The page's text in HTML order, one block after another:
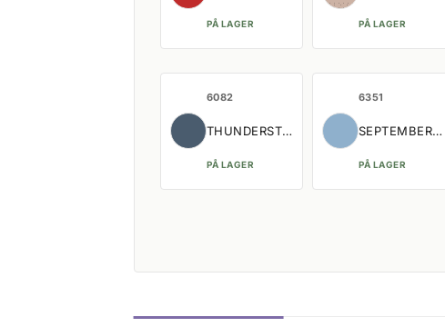
PÅ LAGER PÅ LAGER
6082
THUNDERSTORM
PÅ LAGER
6351
SEPTEMBER
PÅ LAGER